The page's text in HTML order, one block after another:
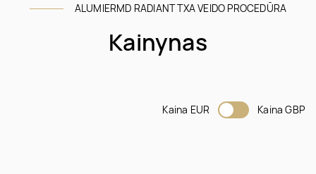
ALUMIERMD RADIANT TXA VEIDO PROCEDŪRA
Kainynas
Kaina EUR Kaina GBP